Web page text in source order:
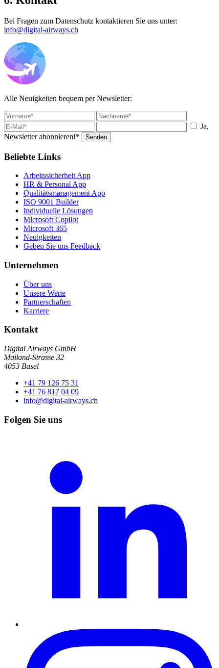
Bei Fragen zum Datenschutz kontaktieren Sie uns unter:
info@digital-airways.ch
Alle Neuigkeiten bequem per Newsletter:
Ja,
Newsletter abonnieren!*
Senden
Beliebte Links
Arbeitssicherheit App
HR & Personal App
Qualitätsmanagement App
ISO 9001 Builder
Individuelle Lösungen
Microsoft Copilot
Microsoft 365
Neuigkeiten
Geben Sie uns Feedback
Unternehmen
Über uns
Unsere Werte
Partnerschaften
Karriere
Kontakt
Digital Airways GmbH
Mailand-Strasse 32
4053 Basel
+41 79 126 75 31
+41 76 817 04 09
info@digital-airways.ch
Folgen Sie uns